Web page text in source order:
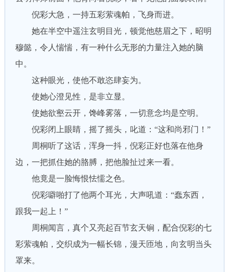
倪彩大急，一持五彩萦魂帕，飞身而进。
她在半空中遥注玄明目光，顿觉他慈眉之下，昭明
穆懿，令人惴惴，有一种什么无形的力量注入她的脑
中。
这种眼光，使他不敢恣肆妄为。
使她心澄见性，是非立显。
使她欲壑云开，馋峰雾落，一切意念均是空明。
倪彩闭上眼睛，摇了摇头，叱道：“这和尚邪门！”
周桐听了这话，浑身一抖，倪彩正好也落在他身
边，一把抓住她的胳膊，把他脸扯过来一看。
他竟是一脸悔恨怯懦之色。
倪彩噼啪打了他两个耳光，大声吼道：“蠢东西，
跟我一起上！”
周桐闻言，真个又亮起百节玄天锏，配合倪彩的七
彩萦魂帕，交织成为一幅长锦，漫天匝地，向玄明当头
罩来。